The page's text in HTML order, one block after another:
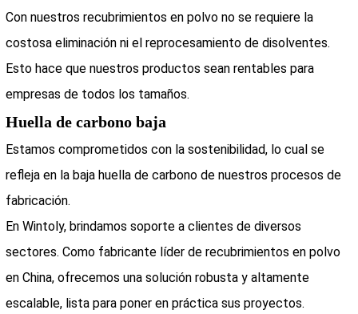
Con nuestros recubrimientos en polvo no se requiere la
costosa eliminación ni el reprocesamiento de disolventes.
Esto hace que nuestros productos sean rentables para
empresas de todos los tamaños.
Huella de carbono baja
Estamos comprometidos con la sostenibilidad, lo cual se
refleja en la baja huella de carbono de nuestros procesos de
fabricación.
En Wintoly, brindamos soporte a clientes de diversos
sectores. Como fabricante líder de recubrimientos en polvo
en China, ofrecemos una solución robusta y altamente
escalable, lista para poner en práctica sus proyectos.